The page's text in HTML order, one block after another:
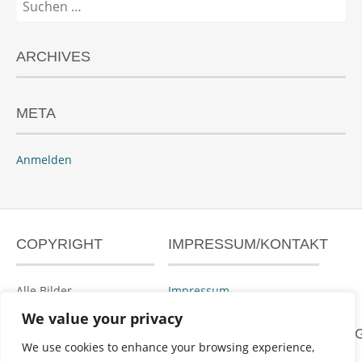
We value your privacy
We use cookies to enhance your browsing experience,
nach:
ARCHIVES
META
Anmelden
COPYRIGHT
Alle Bilder
geschützt.
IMPRESSUM/KONTAKT
Impressum